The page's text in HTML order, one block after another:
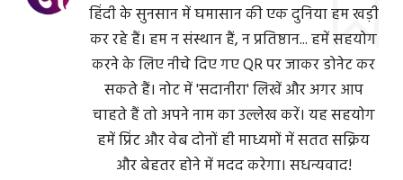
हिंदी के सुनसान में घमासान की एक दुनिया हम खड़ी
कर रहे हैं। हम न संस्थान हैं, न प्रतिष्ठान... हमें सहयोग
करने के लिए नीचे दिए गए QR पर जाकर डोनेट कर
सकते हैं। नोट में 'सदानीरा' लिखें और अगर आप
चाहते हैं तो अपने नाम का उल्लेख करें। यह सहयोग
हमें प्रिंट और वेब दोनों ही माध्यमों में सतत सक्रिय
और बेहतर होने में मदद करेगा। सधन्यवाद!